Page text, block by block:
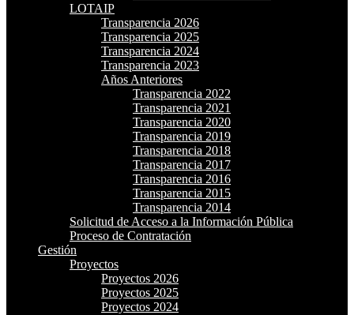
LOTAIP
Transparencia 2026
Transparencia 2025
Transparencia 2024
Transparencia 2023
Años Anteriores
Transparencia 2022
Transparencia 2021
Transparencia 2020
Transparencia 2019
Transparencia 2018
Transparencia 2017
Transparencia 2016
Transparencia 2015
Transparencia 2014
Solicitud de Acceso a la Información Pública
Proceso de Contratación
Gestión
Proyectos
Proyectos 2026
Proyectos 2025
Proyectos 2024